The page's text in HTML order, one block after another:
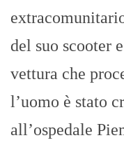
del suo scooter
vettura che
l’uomo è stato
all’ospedale